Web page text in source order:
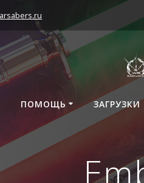
ПОМОЩЬ ЗАГРУЗКИ